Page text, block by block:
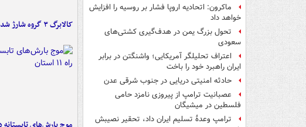
ماکرون: اتحادیه اروپا فشار بر روسیه را افزایش
خواهد داد
تحول بزرگ یمن در هدف‌گیری کشتی‌های
سعودی
اعتراف تحلیلگر آمریکایی؛ واشنگتن در برابر
ایران راهبرد خود را باخت
حادثه امنیتی دریایی در جنوب شرقی عدن
عصبانیت ترامپ از پیروزی نامزد حامی
فلسطین در میشیگان
ترامپ وعدۀ تسلیم ایران داد، تحقیر نصیبش
کالابرگ ۳ گروه شارژ شد